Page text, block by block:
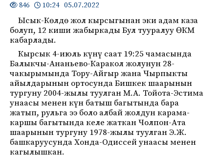
846 10:24 05.07.2022
Ысык-Көлдө жол кырсыгынан эки адам каза
болуп, 12 киши жабыркады Бул тууралуу ӨКМ
кабарлады.
Кырсык 4-июль күнү саат 19:25 чамасында
Балыкчы-Ананьево-Каракол жолунун 28-
чакырымында Тору-Айгыр жана Чырпыкты
айылдарынын ортосунда Бишкек шаарынын
тургуну 2004-жылы туулган М.А. Тойота-Эстима
унаасы менен күн батыш багытында бара
жатып, рульга ээ боло албай жолдун карама-
каршы багытында келе жаткан Чолпон-Ата
шаарынын тургуну 1978-жылы туулган Э.Ж.
башкаруусунда Хонда-Одиссей унаасы менен
кагылышкан.